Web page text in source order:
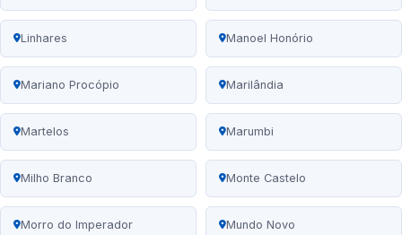
Linhares Manoel Honório
Mariano Procópio Marilândia
Martelos Marumbi
Milho Branco Monte Castelo
Morro do Imperador Mundo Novo